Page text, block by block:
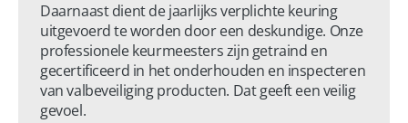
Daarnaast dient de jaarlijks verplichte keuring
uitgevoerd te worden door een deskundige. Onze
professionele keurmeesters zijn getraind en
gecertificeerd in het onderhouden en inspecteren
van valbeveiliging producten. Dat geeft een veilig
gevoel.